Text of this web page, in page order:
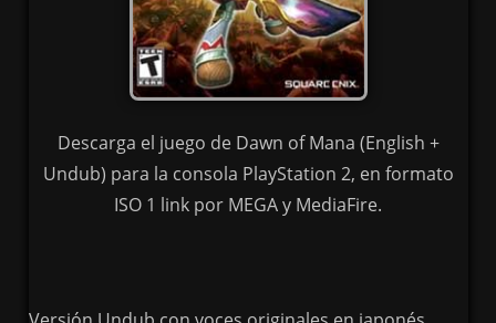
Descarga el juego de Dawn of Mana (English +
Undub) para la consola PlayStation 2, en formato
ISO 1 link por MEGA y MediaFire.